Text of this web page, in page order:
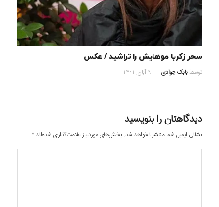
سحر زکریا موهایش را تراشید / عکس
توسطبابک جوادی 9 آبان, 1401
دیدگاهتان را بنویسید
نشانی ایمیل شما منتشر نخواهد شد. بخش‌های موردنیاز علامت‌گذاری شده‌اند*